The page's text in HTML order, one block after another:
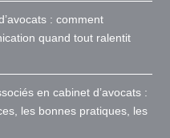
: comment
quand tout ralentit
en cabinet d’avocats :
les bonnes pratiques, les